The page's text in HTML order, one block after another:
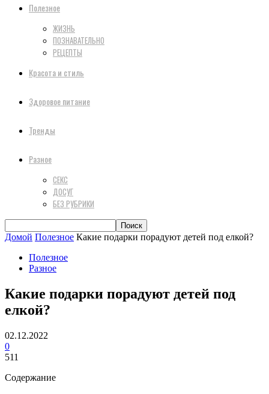
Полезное
ЖИЗНЬ
ПОЗНАВАТЕЛЬНО
РЕЦЕПТЫ
Красота и стиль
Здоровое питание
Тренды
Разное
СЕКС
ДОСУГ
БЕЗ РУБРИКИ
Домой Полезное Какие подарки порадуют детей под елкой?
Полезное
Разное
Какие подарки порадуют детей под
елкой?
02.12.2022
0
511
Содержание